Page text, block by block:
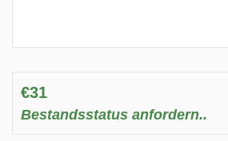
€31
Bestandsstatus anfordern..